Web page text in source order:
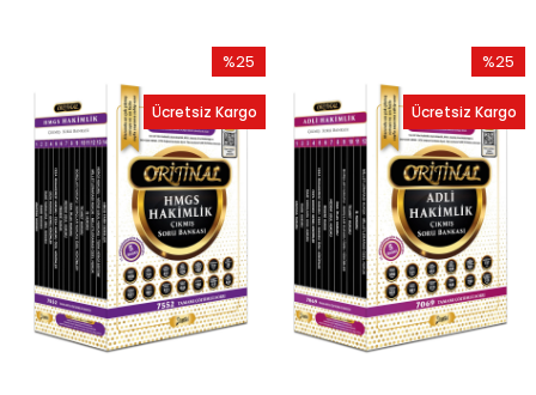
%25
İndirim
%25İndirim
Ücretsiz Kargo
%25
İndirim
Ücretsiz Kargo